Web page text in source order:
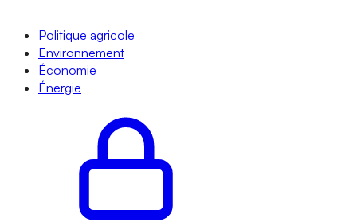
Politique agricole
Environnement
Économie
Énergie